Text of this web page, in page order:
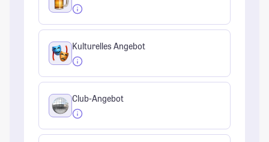
Kulturelles Angebot
Club-Angebot